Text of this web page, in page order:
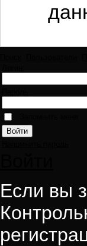
Если вы